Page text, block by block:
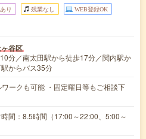
り 残業なし WEB登録OK
谷区
分／南太田駅から徒歩17分／関内駅か
からバス35分
ークも可能 ・固定曜日等もご相談下
間：8.5時間（17:00～22:00、5:00～